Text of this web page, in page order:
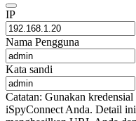
IP
Nama Pengguna
Kata sandi
Catatan: Gunakan
iSpyConnect Anda. Detail